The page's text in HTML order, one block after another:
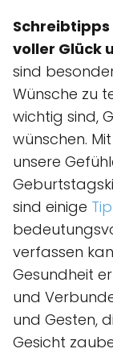
voller Glück
sind
Wünsche zu
wichtig sind,
wünschen.
unsere
sind einige
verfassen
Gesundheit
und
und Gesten,
Gesicht